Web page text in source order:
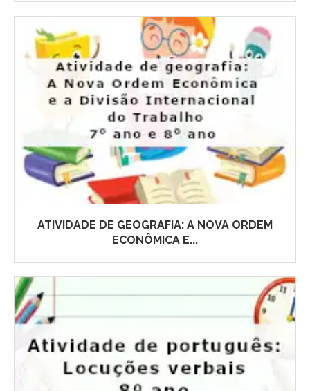
ATIVIDADE DE GEOGRAFIA: A NOVA ORDEM
ECONÔMICA E...